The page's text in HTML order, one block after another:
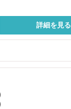
詳細を見る